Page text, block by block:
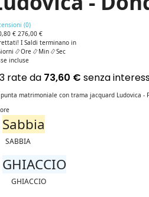
(0)
€ 276,00 €
I Saldi terminano in
Ore Min
Sec
incluse
matrimoniale con trama jacquard Ludovica -
Sabbia
SABBIA
GHIACCIO
GHIACCIO